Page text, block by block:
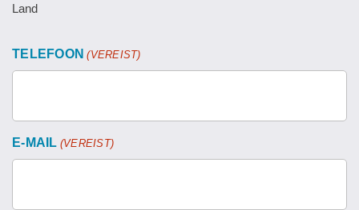
Land
TELEFOON (VEREIST)
E-MAIL (VEREIST)